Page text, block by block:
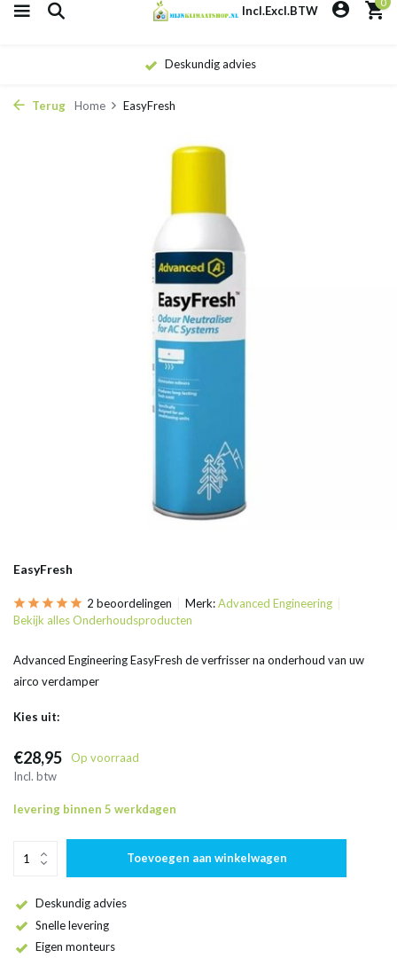
Incl.Excl.BTW
Deskundig advies
Terug Home EasyFresh
EasyFresh
2 beoordelingen Merk:Advanced Engineering
Bekijk alles Onderhoudsproducten
Advanced Engineering EasyFresh de verfrisser na onderhoud van uw
airco verdamper
Kies uit:
€28,95
Op voorraad
Incl. btw
levering binnen 5 werkdagen
Toevoegen aan winkelwagen
Deskundig advies
Snelle levering
Eigen monteurs